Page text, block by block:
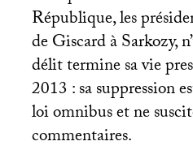
République, les
de Giscard à Sarkozy,
délit termine sa vie
2013 : sa suppression
loi omnibus et ne
commentaires.